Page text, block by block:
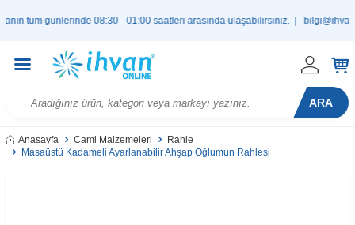
tüm günlerinde 08:30 - 01:00 saatleri arasında ulaşabilirsiniz. |
ARA
Anasayfa Cami Malzemeleri
Rahle
Masaüstü Kadameli Ayarlanabilir Ahşap Oğlumun Rahlesi